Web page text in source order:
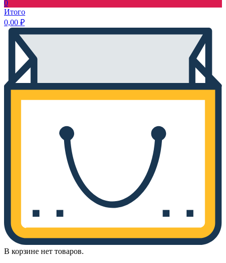
0
Итого
0,00 ₽
В корзине нет товаров.